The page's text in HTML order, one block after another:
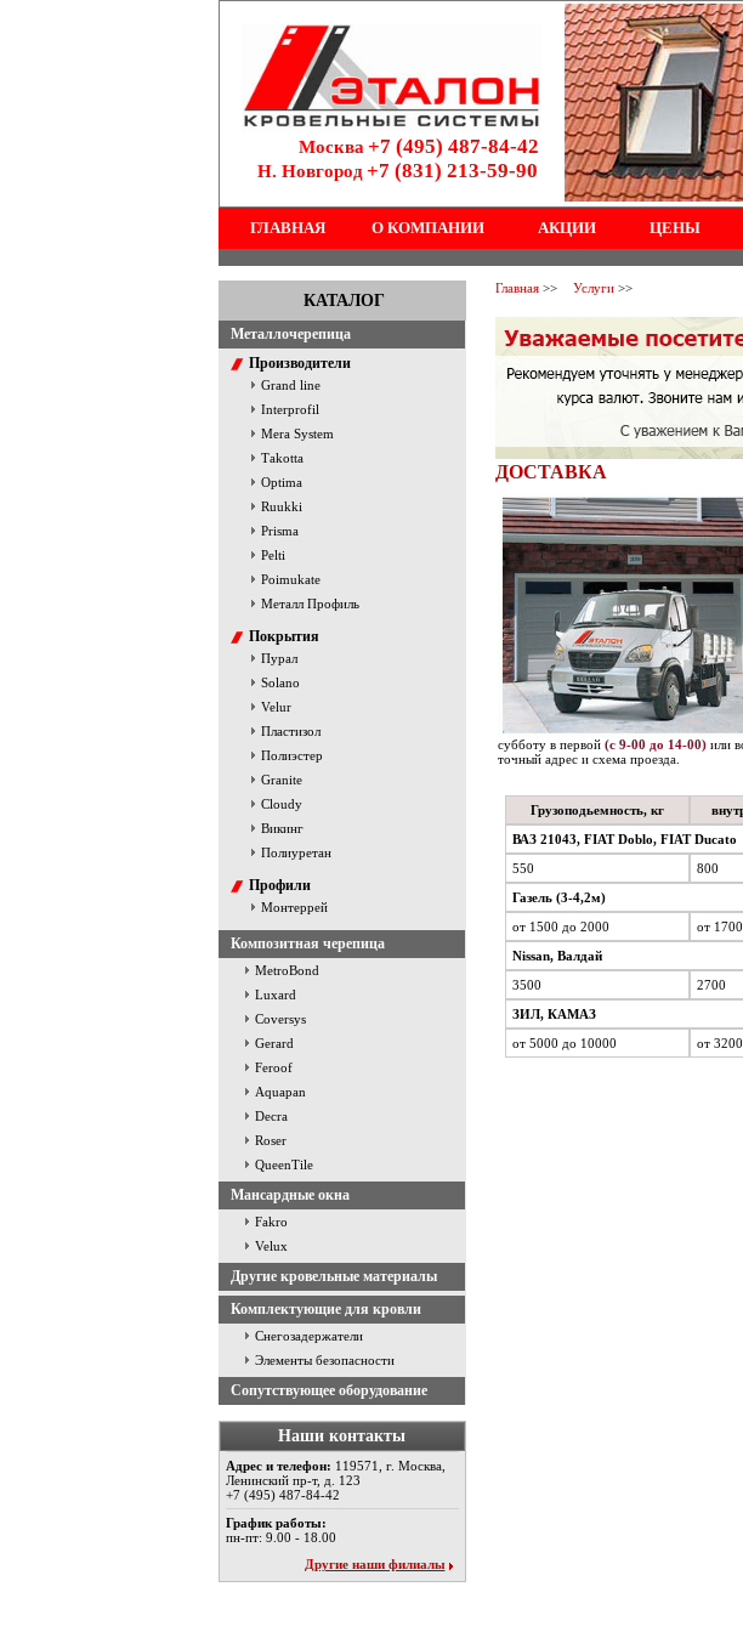
Москва +7 (495) 487-84-42
Н. Новгород +7 (831) 213-59-90
ГЛАВНАЯ О КОМПАНИИ АКЦИИ ЦЕНЫ
КАТАЛОГ
Металлочерепица
Производители
Grand line
Interprofil
Mera System
Тakotta
Optima
Ruukki
Prisma
Pelti
Poimukate
Металл Профиль
Покрытия
Пурал
Solano
Velur
Пластизол
Полиэстер
Granite
Cloudy
Викинг
Полиуретан
Профили
Монтеррей
Композитная черепица
MetroBond
Luxard
Coversys
Gerard
Feroof
Aquapan
Decra
Roser
QueenTile
Мансардные окна
Fakro
Velux
Другие кровельные материалы
Комплектующие для кровли
Снегозадержатели
Элементы безопасности
Сопутствующее оборудование
Наши контакты
Адрес и телефон: 119571, г. Москва,
Ленинский пр-т, д. 123
+7 (495) 487-84-42
График работы:
пн-пт: 9.00 - 18.00
Другие наши филиалы
Главная>> Услуги>>
ДОСТАВКА
субботу в первой (с 9-00 до 14-00)или
точный адрес и схема проезда.
Грузоподьемность, кг
ВАЗ 21043, FIAT Doblo, FIAT Ducato
550
800
Газель (3-4,2м)
от 1500 до 2000
от
Nissan, Валдай
3500
2700
ЗИЛ, КАМАЗ
от 5000 до 10000
от